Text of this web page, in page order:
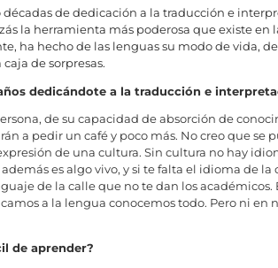
de dedicación a la traducción e
la herramienta más poderosa que existe en
ha hecho de las lenguas su modo de vida,
de sorpresas.
dedicándote a la traducción e
de su capacidad de absorción de
a pedir un café y poco más. No creo que
de una cultura. Sin cultura no hay
es algo vivo, y si te falta el idioma de
de la calle que no te dan los
a la lengua conocemos todo. Pero ni
de aprender?